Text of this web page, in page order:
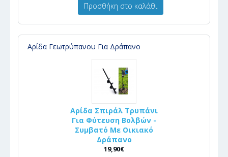
Προσθήκη στο καλάθι
Αρίδα Γεωτρύπανου Για Δράπανο
Αρίδα Σπιράλ Τρυπάνι
Για Φύτευση Βολβών -
Συμβατό Με Οικιακό
Δράπανο
19,90€